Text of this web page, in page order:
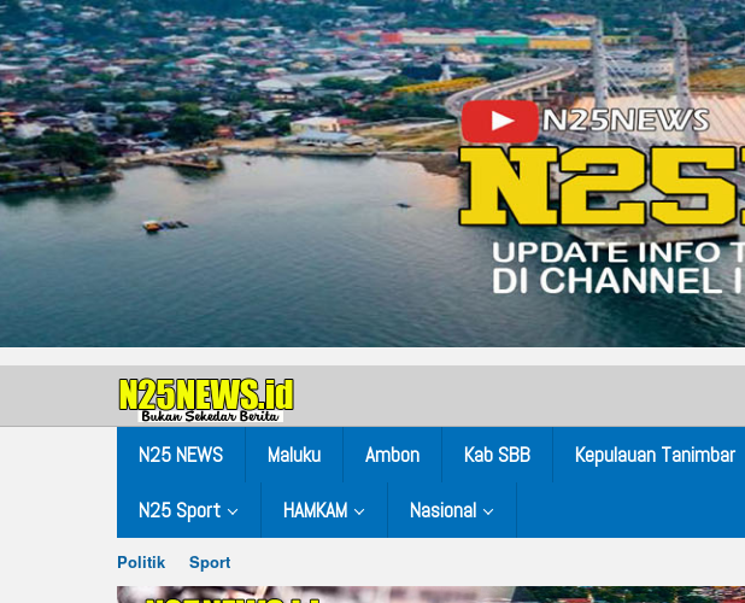
N25 NEWS Maluku Ambon Kab SBB Kepulauan Tanimbar
N25 Sport HAMKAM Nasional
Politik Sport